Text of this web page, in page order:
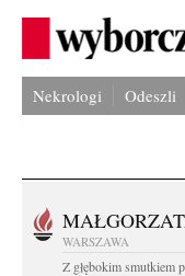
Nekrologi Odeszli
WARSZAWA
Z głębokim smutkiem